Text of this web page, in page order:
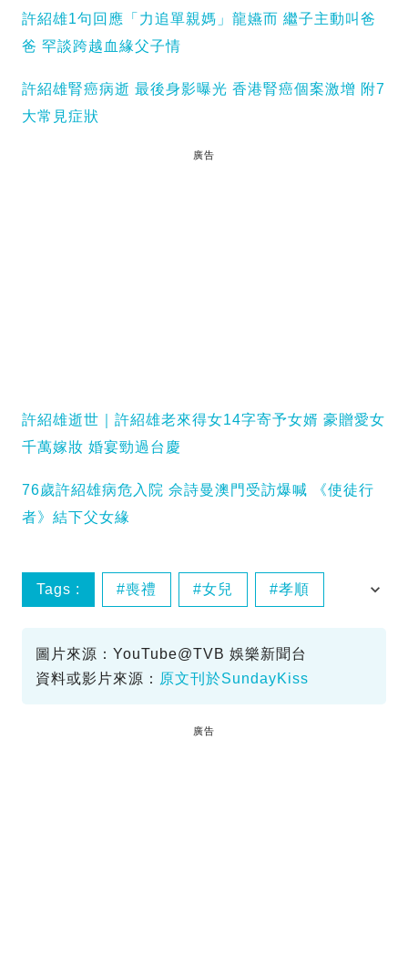
許紹雄1句回應「力追單親媽」龍嬿而 繼子主動叫爸
爸 罕談跨越血緣父子情
許紹雄腎癌病逝 最後身影曝光 香港腎癌個案激增 附7
大常見症狀
廣告
許紹雄逝世｜許紹雄老來得女14字寄予女婿 豪贈愛女
千萬嫁妝 婚宴勁過台慶
76歲許紹雄病危入院 佘詩曼澳門受訪爆喊 《使徒行
者》結下父女緣
Tags : 喪禮 女兒 孝順
圖片來源：YouTube@TVB 娛樂新聞台
資料或影片來源： 原文刊於SundayKiss
廣告